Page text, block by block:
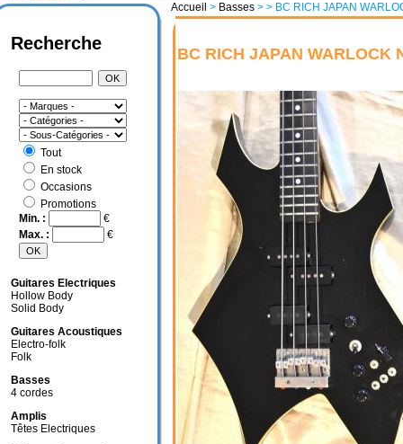
Accueil > Basses > > BC RICH JAPAN
BC RICH JAPAN WARLOCK
Recherche
Tout
En stock
Occasions
Promotions
Min. :
€
Max. :
€
Guitares Electriques
Hollow Body
Solid Body
Guitares Acoustiques
Electro-folk
Folk
Basses
4 cordes
Amplis
Têtes Electriques